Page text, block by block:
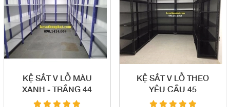
KỆ SẮT V LỖ MÀU
XANH - TRẮNG 44
KỆ SẮT V LỖ THEO
YÊU CẦU 45